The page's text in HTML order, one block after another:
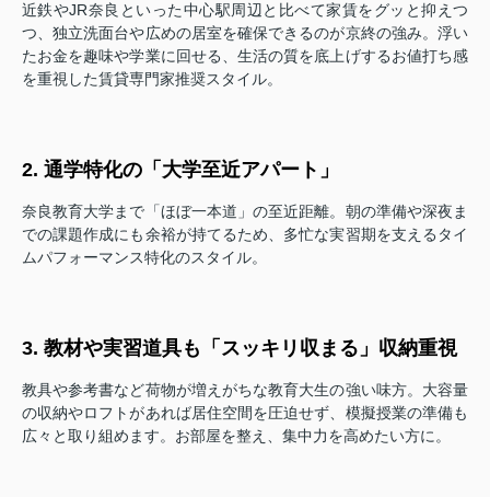
近鉄やJR奈良といった中心駅周辺と比べて家賃をグッと抑えつ
つ、独立洗面台や広めの居室を確保できるのが京終の強み。浮い
たお金を趣味や学業に回せる、生活の質を底上げするお値打ち感
を重視した賃貸専門家推奨スタイル。
2. 通学特化の「大学至近アパート」
奈良教育大学まで「ほぼ一本道」の至近距離。朝の準備や深夜ま
での課題作成にも余裕が持てるため、多忙な実習期を支えるタイ
ムパフォーマンス特化のスタイル。
3. 教材や実習道具も「スッキリ収まる」収納重視
教具や参考書など荷物が増えがちな教育大生の強い味方。大容量
の収納やロフトがあれば居住空間を圧迫せず、模擬授業の準備も
広々と取り組めます。お部屋を整え、集中力を高めたい方に。